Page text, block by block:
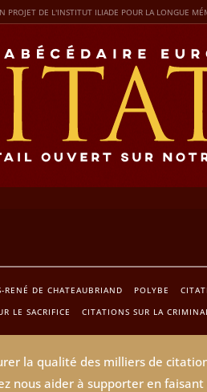
PROJET DE L'INSTITUT ILIADE POUR LA LONGUE
RENÉ DE CHATEAUBRIAND POLYBE
LE SACRIFICE CITATIONS SUR LA
la qualité des milliers de
nous aider à supporter en faisant